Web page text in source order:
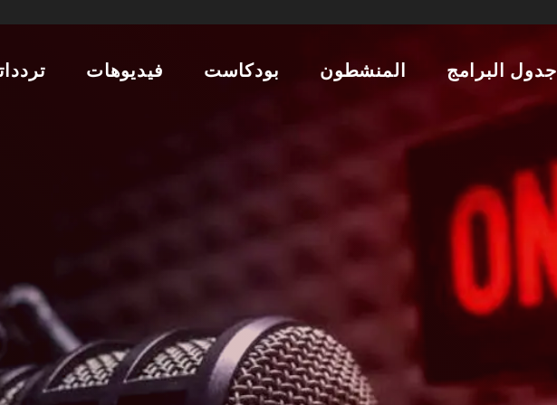
جدول البرامج المنشطون بودكاست فيديوهات